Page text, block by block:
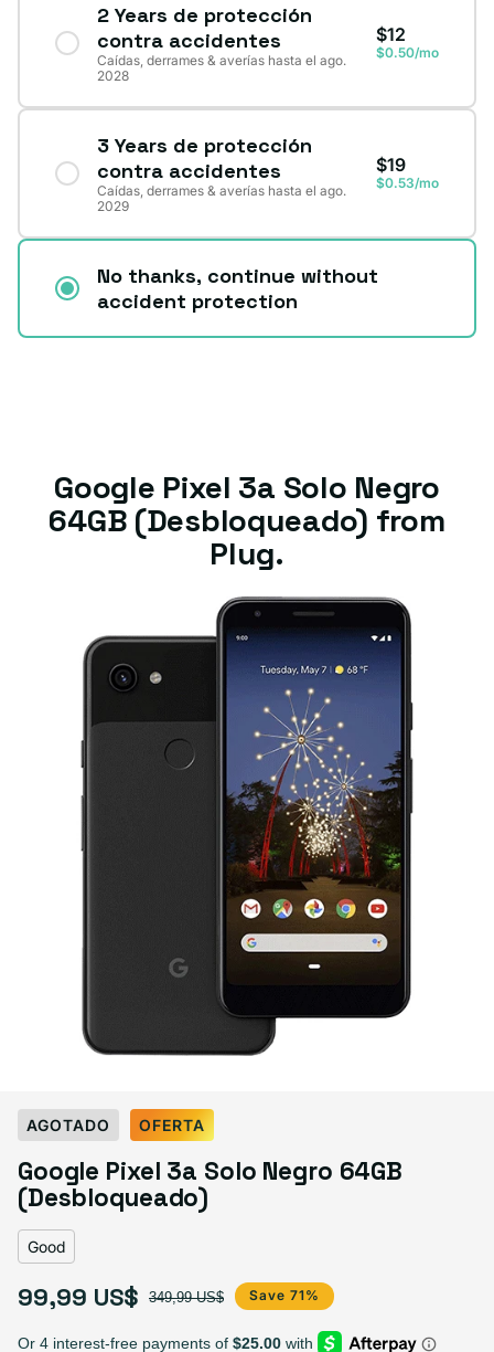
2 Years de protección
contra accidentes
Caídas, derrames & averías hasta el ago.
2028
$12
$0.50/mo
3 Years de protección
contra accidentes
Caídas, derrames & averías hasta el ago.
2029
$19
$0.53/mo
No thanks, continue without
accident protection
Google Pixel 3a Solo Negro
64GB (Desbloqueado) from
Plug.
Select Condición
$99.99Variante agotada o no disponible
$119.99
Variante agotada o no disponible
$129.99Variante agotada o no
AGOTADO OFERTA
Google Pixel 3a Solo Negro 64GB
(Desbloqueado)
Good
Precio de oferta
99,99 US$
Precio habitual 349,99 US$ Save 71%